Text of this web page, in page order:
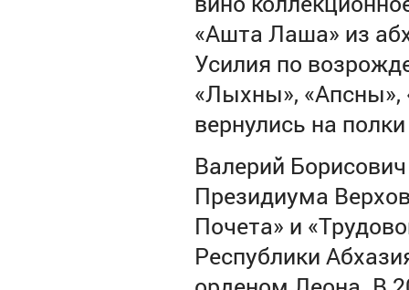
«Ашта Лаша» из
Усилия по
«Лыхны», «Апсны»,
вернулись на
Валерий
Президиума
Почета» и
Республики